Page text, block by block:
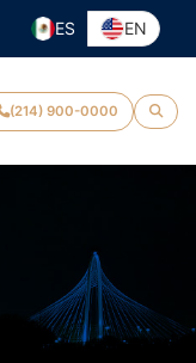
ES EN
(214) 900-0000